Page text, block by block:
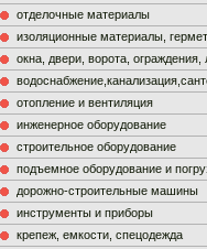
отделочные материалы
изоляционные материалы,
окна, двери, ворота,
отопление и вентиляция
инженерное оборудование
строительное оборудование
подъемное оборудование и
дорожно-строительные машины
инструменты и приборы
крепеж, емкости, спецодежда